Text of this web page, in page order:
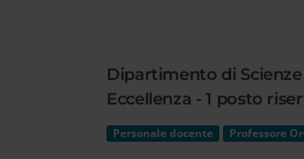
Dipartimento di Scienze
Eccellenza - 1 posto
Personale docente Professore